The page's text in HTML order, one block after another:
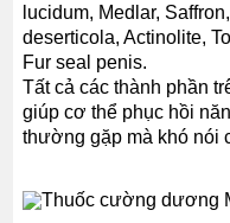
lucidum, Medlar,
deserticola, Actinolite,
Fur seal penis.
Tất cả các thành phần
giúp cơ thể phục hồi
thường gặp mà khó nói